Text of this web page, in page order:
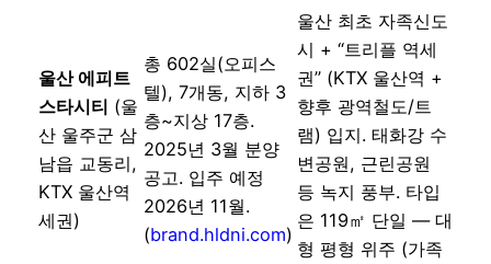
울산 에피트
스타시티 (울
산 울주군 삼
남읍 교동리,
KTX 울산역
세권)
총 602실(오피스
텔), 7개동, 지하 3
층~지상 17층.
2025년 3월 분양
공고. 입주 예정
2026년 11월.
(brand.hldni.com)
울산 최초 자족신도
시 + “트리플 역세
권” (KTX 울산역 +
향후 광역철도/트
램) 입지. 태화강 수
변공원, 근린공원
등 녹지 풍부. 타입
은 119㎡ 단일 — 대
형 평형 위주 (가족